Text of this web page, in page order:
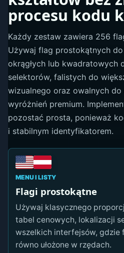
procesu kodu
Każdy zestaw zawiera 256
Używaj flag prostokątnych do
okrągłych lub kwadratowych
selektorów, falistych do
wizualnego oraz owalnych do
wyróżnień premium.
pozostać prosta, ponieważ
i stabilnym identyfikatorem.
MENU I LISTY
Flagi prostokątne
Używaj klasycznego
tabel cenowych, lokalizacji
wszelkich interfejsów, gdzie
równo ułożone w rzędach.